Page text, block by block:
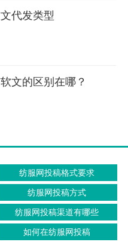
代发类型
文的区别在哪？
纺服网投稿格式要求
纺服网投稿方式
纺服网投稿渠道有哪些
如何在纺服网投稿